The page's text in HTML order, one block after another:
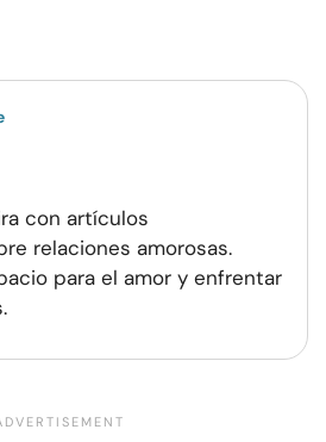
con artículos
relaciones amorosas.
para el amor y enfrentar